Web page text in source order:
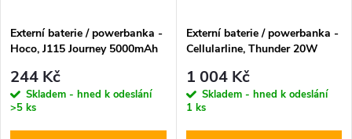
Externí baterie / powerbanka -
Hoco, J115 Journey 5000mAh
244 Kč
Skladem - hned k odeslání
>5 ks
Externí baterie / powerbanka -
Cellularline, Thunder 20W
1 004 Kč
Skladem - hned k odeslání
1 ks